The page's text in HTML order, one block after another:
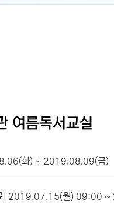
여름독서교실
화) ~ 2019.08.09(금)
] 2019.07.15(월) 09:00